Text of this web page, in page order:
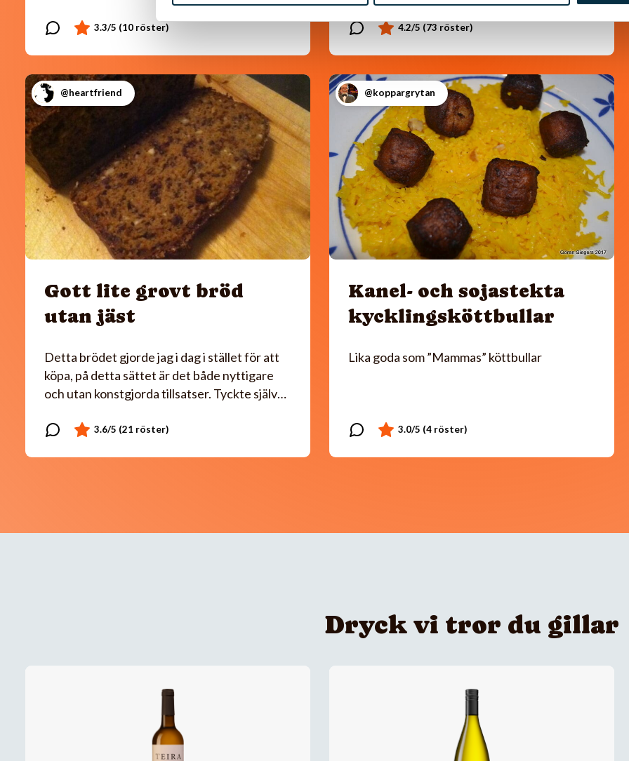
@heartfriend
Gott lite grovt bröd
utan jäst
Detta brödet gjorde jag i dag i stället för att
köpa, på detta sättet är det både nyttigare
och utan konstgjorda tillsatser. Tyckte själv…
@koppargrytan
Kanel- och sojastekta
kycklingsköttbullar
Lika goda som ”Mammas” köttbullar
Dryck vi tror du gillar